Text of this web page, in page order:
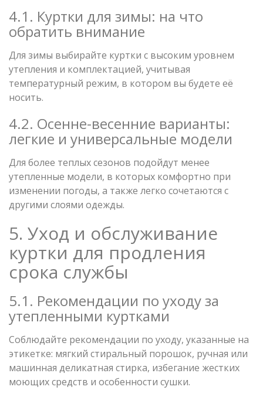
4.1. Куртки для зимы: на что
обратить внимание
Для зимы выбирайте куртки с высоким уровнем
утепления и комплектацией, учитывая
температурный режим, в котором вы будете её
носить.
4.2. Осенне-весенние варианты:
легкие и универсальные модели
Для более теплых сезонов подойдут менее
утепленные модели, в которых комфортно при
изменении погоды, а также легко сочетаются с
другими слоями одежды.
5. Уход и обслуживание
куртки для продления
срока службы
5.1. Рекомендации по уходу за
утепленными куртками
Соблюдайте рекомендации по уходу, указанные на
этикетке: мягкий стиральный порошок, ручная или
машинная деликатная стирка, избегание жестких
моющих средств и особенности сушки.